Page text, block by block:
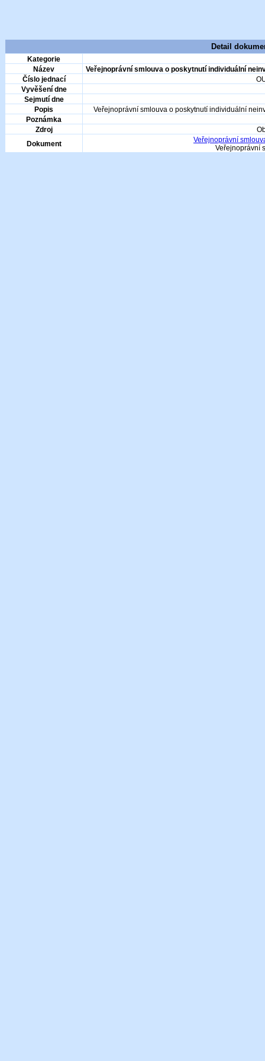
Detail
Kategorie
Název
Veřejnoprávní smlouva o poskytnutí individuální
Číslo jednací
Vyvěšení dne
Sejmutí dne
Popis
Veřejnoprávní smlouva o poskytnutí individuální
Poznámka
Zdroj
Dokument
Veřejnoprávní
Veřejnoprávní